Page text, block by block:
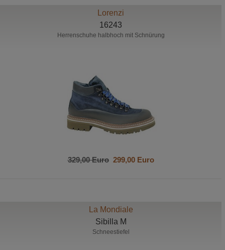
Lorenzi
16243
Herrenschuhe halbhoch mit Schnürung
329,00 Euro299,00 Euro
La Mondiale
Sibilla M
Schneestiefel